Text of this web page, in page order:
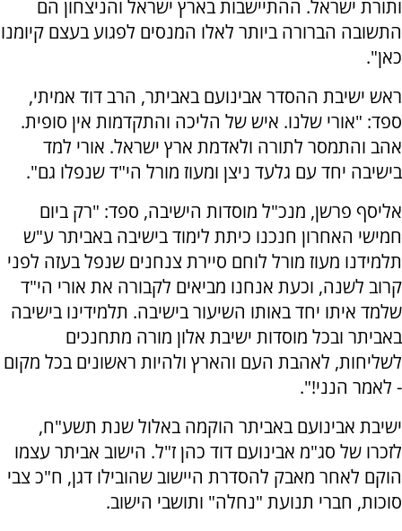
ותורת ישראל. ההתיישבות בארץ ישראל והניצחון הם
התשובה הברורה ביותר לאלו המנסים לפגוע בעצם קיומנו
כאן".
ראש ישיבת ההסדר אבינועם באביתר, הרב דוד אמיתי,
ספד: "אורי שלנו. איש של הליכה והתקדמות אין סופית.
אהב והתמסר לתורה ולאדמת ארץ ישראל. אורי למד
בישיבה יחד עם גלעד ניצן ומעוז מורל הי"ד שנפלו גם".
אליסף פרשן, מנכ"ל מוסדות הישיבה, ספד: "רק ביום
חמישי האחרון חנכנו כיתת לימוד בישיבה באביתר ע"ש
תלמידנו מעוז מורל לוחם סיירת צנחנים שנפל בעזה לפני
קרוב לשנה, וכעת אנחנו מביאים לקבורה את אורי הי"ד
שלמד איתו יחד באותו השיעור בישיבה. תלמידינו בישיבה
באביתר ובכל מוסדות ישיבת אלון מורה מתחנכים
לשליחות, לאהבת העם והארץ ולהיות ראשונים בכל מקום
- לאמר הנני!".
ישיבת אבינועם באביתר הוקמה באלול שנת תשע"ח,
לזכרו של סג"מ אבינועם דוד כהן ז"ל. הישוב אביתר עצמו
הוקם לאחר מאבק להסדרת היישוב שהובילו דגן, ח"כ צבי
סוכות, חברי תנועת "נחלה" ותושבי הישוב.